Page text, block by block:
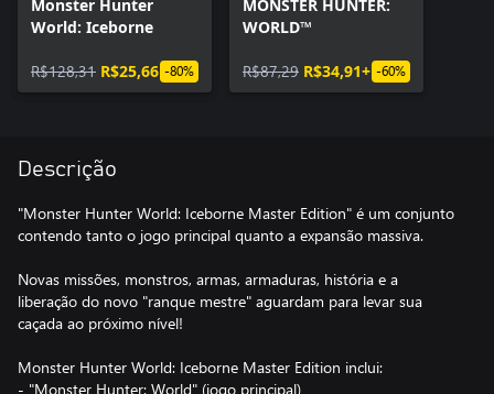
Monster Hunter
World: Iceborne
R$128,31 R$25,66 -80%
MONSTER HUNTER:
WORLD™
R$87,29 R$34,91+ -60%
Descrição
"Monster Hunter World: Iceborne Master Edition" é um conjunto
contendo tanto o jogo principal quanto a expansão massiva.
Novas missões, monstros, armas, armaduras, história e a
liberação do novo "ranque mestre" aguardam para levar sua
caçada ao próximo nível!
Monster Hunter World: Iceborne Master Edition inclui:
- "Monster Hunter: World" (jogo principal)